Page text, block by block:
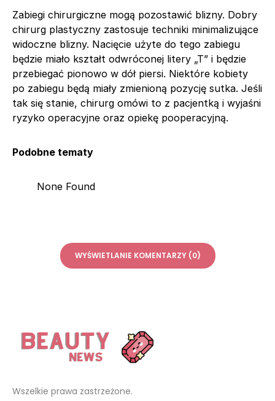
Zabiegi chirurgiczne mogą pozostawić blizny. Dobry
chirurg plastyczny zastosuje techniki minimalizujące
widoczne blizny. Nacięcie użyte do tego zabiegu
będzie miało kształt odwróconej litery „T” i będzie
przebiegać pionowo w dół piersi. Niektóre kobiety
po zabiegu będą miały zmienioną pozycję sutka. Jeśli
tak się stanie, chirurg omówi to z pacjentką i wyjaśni
ryzyko operacyjne oraz opiekę pooperacyjną.
Podobne tematy
None Found
WYŚWIETLANIE KOMENTARZY (0)
Wszelkie prawa zastrzeżone.